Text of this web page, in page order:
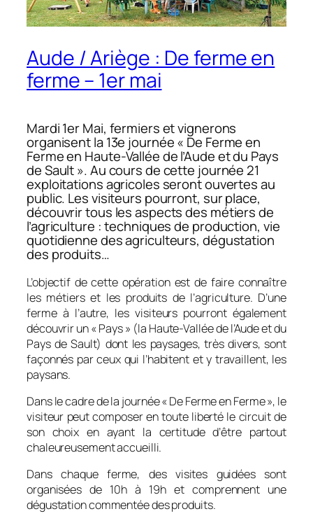
Aude / Ariège : De ferme en
ferme – 1er mai
Mardi 1er Mai, fermiers et vignerons
organisent la 13e journée « De Ferme en
Ferme en Haute-Vallée de l’Aude et du Pays
de Sault ». Au cours de cette journée 21
exploitations agricoles seront ouvertes au
public. Les visiteurs pourront, sur place,
découvrir tous les aspects des métiers de
l’agriculture : techniques de production, vie
quotidienne des agriculteurs, dégustation
des produits…
L’objectif de cette opération est de faire connaître
les métiers et les produits de l’agriculture. D’une
ferme à l’autre, les visiteurs pourront également
découvrir un « Pays » (la Haute-Vallée de l’Aude et du
Pays de Sault) dont les paysages, très divers, sont
façonnés par ceux qui l’habitent et y travaillent, les
paysans.
Dans le cadre de la journée «De Ferme en Ferme», le
visiteur peut composer en toute liberté le circuit de
son choix en ayant la certitude d’être partout
chaleureusement accueilli.
Dans chaque ferme, des visites guidées sont
organisées de 10h à 19h et comprennent une
dégustation commentée des produits.